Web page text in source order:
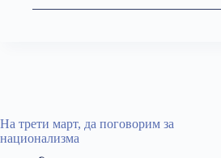
На трети март, да поговорим за
национализма